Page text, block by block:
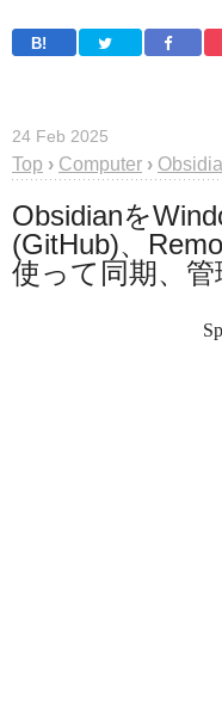
B!
24 Feb 2025
Top › Computer ›
Obsidianを
(GitHub)、
使って同期、管